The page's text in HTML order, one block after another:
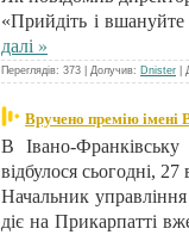
«Прийдіть і
далі »
Переглядів: 373 | Долучив: Dnister |
Вручено премію
В Івано-
відбулося сьогодні, 27
Начальник
діє на Прикарпатті